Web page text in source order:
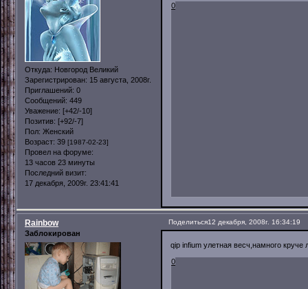
Откуда: Новгород Великий
Зарегистрирован: 15 августа, 2008г.
Приглашений: 0
Сообщений: 449
Уважение: [+42/-10]
Позитив: [+92/-7]
Пол: Женский
Возраст: 39 [1987-02-23]
Провел на форуме:
13 часов 23 минуты
Последний визит:
17 декабря, 2009г. 23:41:41
0
Поделиться12 декабря, 2008г. 16:34:19
Rainbow
Заблокирован
qip infium улетная весч,намного круче
0